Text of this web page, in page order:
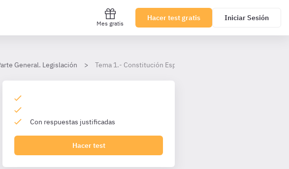
Mes gratis
Hacer test gratis Iniciar Sesión
General. Legislación Tema 1.- Constitución Española.
Con respuestas justificadas
Hacer test